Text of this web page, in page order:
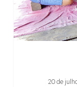
a
comercialização
das
lindas
20 de